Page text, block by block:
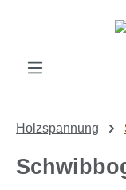
Zum Hauptinhalt
Holzspannung